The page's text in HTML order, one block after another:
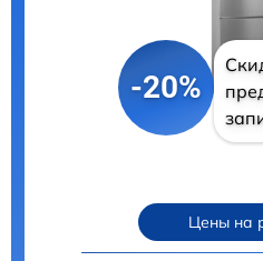
-20%
Цены на